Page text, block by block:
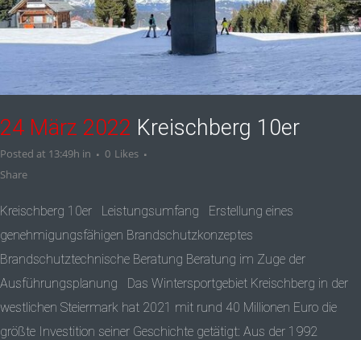
24 März 2022 Kreischberg 10er
Posted at 13:49h in 0 Likes
Share
Kreischberg 10er Leistungsumfang Erstellung eines
genehmigungsfähigen Brandschutzkonzeptes
Brandschutztechnische Beratung Beratung im Zuge der
Ausführungsplanung Das Wintersportgebiet Kreischberg in der
westlichen Steiermark hat 2021 mit rund 40 Millionen Euro die
größte Investition seiner Geschichte getätigt: Aus der 1992